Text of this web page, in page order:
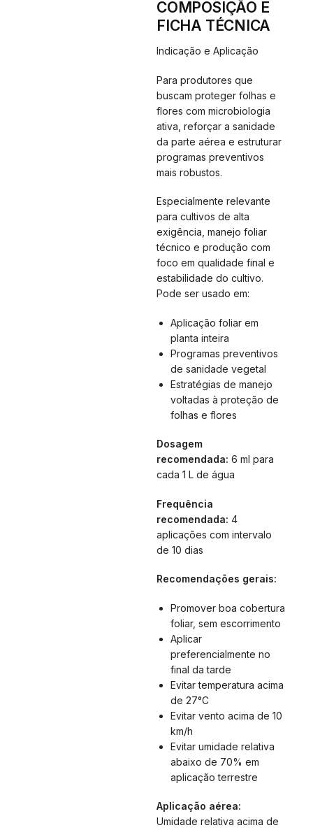
COMPOSIÇÃO E
FICHA TÉCNICA
Indicação e Aplicação
Para produtores que
buscam proteger folhas e
flores com microbiologia
ativa, reforçar a sanidade
da parte aérea e estruturar
programas preventivos
mais robustos.
Especialmente relevante
para cultivos de alta
exigência, manejo foliar
técnico e produção com
foco em qualidade final e
estabilidade do cultivo.
Pode ser usado em:
Aplicação foliar em
planta inteira
Programas preventivos
de sanidade vegetal
Estratégias de manejo
voltadas à proteção de
folhas e flores
Dosagem
recomendada: 6 ml para
cada 1 L de água
Frequência
recomendada: 4
aplicações com intervalo
de 10 dias
Recomendações gerais:
Promover boa cobertura
foliar, sem escorrimento
Aplicar
preferencialmente no
final da tarde
Evitar temperatura acima
de 27°C
Evitar vento acima de 10
km/h
Evitar umidade relativa
abaixo de 70% em
aplicação terrestre
Aplicação aérea:
Umidade relativa acima de